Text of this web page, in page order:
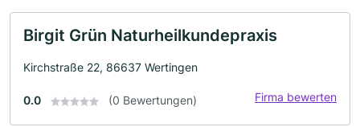
Birgit Grün Naturheilkundepraxis
Kirchstraße 22, 86637 Wertingen
0.0 (0 Bewertungen) Firma bewerten